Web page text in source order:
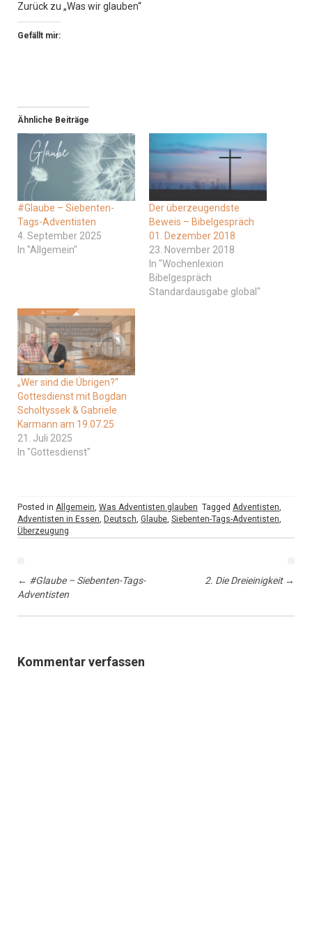
Zurück zu „Was wir glauben“
Gefällt mir:
Ähnliche Beiträge
#Glaube – Siebenten-
Tags-Adventisten
4. September 2025
In "Allgemein"
Der überzeugendste
Beweis – Bibelgespräch
01. Dezember 2018
23. November 2018
In "Wochenlexion
Bibelgespräch
Standardausgabe global"
„Wer sind die Übrigen?“
Gottesdienst mit Bogdan
Scholtyssek & Gabriele
Karmann am 19.07.25
21. Juli 2025
In "Gottesdienst"
Posted in Allgemein, Was Adventisten glauben Tagged Adventisten,
Adventisten in Essen, Deutsch, Glaube, Siebenten-Tags-Adventisten,
Überzeugung
← #Glaube – Siebenten-Tags-
Adventisten
2. Die Dreieinigkeit →
Kommentar verfassen